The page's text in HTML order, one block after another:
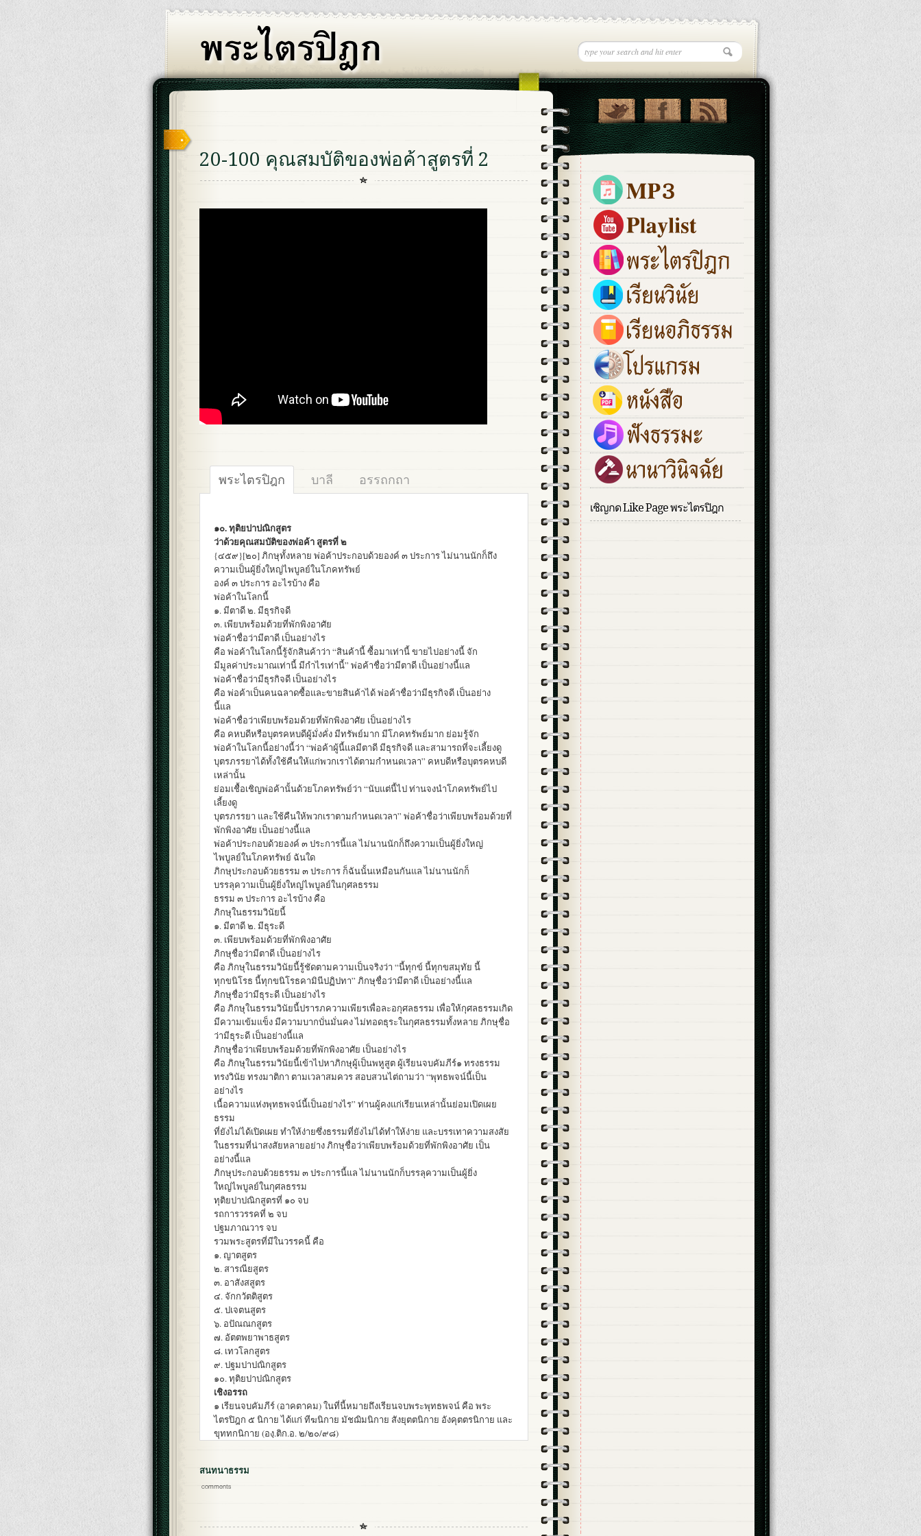
20-100 คุณสมบัติของพ่อค้าสูตรที่ 2
พระไตรปิฎก บาลี อรรถกถา
๑๐. ทุติยปาปณิกสูตร
ว่าด้วยคุณสมบัติของพ่อค้า สูตรที่ ๒
{๔๕๙}[๒๐] ภิกษุทั้งหลาย พ่อค้าประกอบด้วยองค์ ๓ ประการ ไม่นานนักก็ถึง
ความเป็นผู้ยิ่งใหญ่ไพบูลย์ในโภคทรัพย์
องค์ ๓ ประการ อะไรบ้าง คือ
พ่อค้าในโลกนี้
๑. มีตาดี ๒. มีธุรกิจดี
๓. เพียบพร้อมด้วยที่พักพิงอาศัย
พ่อค้าชื่อว่ามีตาดี เป็นอย่างไร
คือ พ่อค้าในโลกนี้รู้จักสินค้าว่า “สินค้านี้ ซื้อมาเท่านี้ ขายไปอย่างนี้ จัก
มีมูลค่าประมาณเท่านี้ มีกำไรเท่านี้” พ่อค้าชื่อว่ามีตาดี เป็นอย่างนี้แล
พ่อค้าชื่อว่ามีธุรกิจดี เป็นอย่างไร
คือ พ่อค้าเป็นคนฉลาดซื้อและขายสินค้าได้ พ่อค้าชื่อว่ามีธุรกิจดี เป็นอย่าง
นี้แล
พ่อค้าชื่อว่าเพียบพร้อมด้วยที่พักพิงอาศัย เป็นอย่างไร
คือ คหบดีหรือบุตรคหบดีผู้มั่งคั่ง มีทรัพย์มาก มีโภคทรัพย์มาก ย่อมรู้จัก
พ่อค้าในโลกนี้อย่างนี้ว่า “พ่อค้าผู้นี้แลมีตาดี มีธุรกิจดี และสามารถที่จะเลี้ยงดู
บุตรภรรยาได้ทั้งใช้คืนให้แก่พวกเราได้ตามกำหนดเวลา” คหบดีหรือบุตรคหบดี
เหล่านั้น
ย่อมเชื้อเชิญพ่อค้านั้นด้วยโภคทรัพย์ว่า “นับแต่นี้ไป ท่านจงนำโภคทรัพย์ไป
เลี้ยงดู
บุตรภรรยา และใช้คืนให้พวกเราตามกำหนดเวลา” พ่อค้าชื่อว่าเพียบพร้อมด้วยที่
พักพิงอาศัย เป็นอย่างนี้แล
พ่อค้าประกอบด้วยองค์ ๓ ประการนี้แล ไม่นานนักก็ถึงความเป็นผู้ยิ่งใหญ่
ไพบูลย์ในโภคทรัพย์ ฉันใด
ภิกษุประกอบด้วยธรรม ๓ ประการ ก็ฉันนั้นเหมือนกันแล ไม่นานนักก็
บรรลุความเป็นผู้ยิ่งใหญ่ไพบูลย์ในกุศลธรรม
ธรรม ๓ ประการ อะไรบ้าง คือ
ภิกษุในธรรมวินัยนี้
๑. มีตาดี ๒. มีธุระดี
๓. เพียบพร้อมด้วยที่พักพิงอาศัย
ภิกษุชื่อว่ามีตาดี เป็นอย่างไร
คือ ภิกษุในธรรมวินัยนี้รู้ชัดตามความเป็นจริงว่า “นี้ทุกข์ นี้ทุกขสมุทัย นี้
ทุกขนิโรธ นี้ทุกขนิโรธคามินีปฏิปทา” ภิกษุชื่อว่ามีตาดี เป็นอย่างนี้แล
ภิกษุชื่อว่ามีธุระดี เป็นอย่างไร
คือ ภิกษุในธรรมวินัยนี้ปรารภความเพียรเพื่อละอกุศลธรรม เพื่อให้กุศลธรรมเกิด
มีความเข้มแข็ง มีความบากบั่นมั่นคง ไม่ทอดธุระในกุศลธรรมทั้งหลาย ภิกษุชื่อ
ว่ามีธุระดี เป็นอย่างนี้แล
ภิกษุชื่อว่าเพียบพร้อมด้วยที่พักพิงอาศัย เป็นอย่างไร
คือ ภิกษุในธรรมวินัยนี้เข้าไปหาภิกษุผู้เป็นพหูสูต ผู้เรียนจบคัมภีร์๑ ทรงธรรม
ทรงวินัย ทรงมาติกา ตามเวลาสมควร สอบสวนไต่ถามว่า “พุทธพจน์นี้เป็น
อย่างไร
เนื้อความแห่งพุทธพจน์นี้เป็นอย่างไร” ท่านผู้คงแก่เรียนเหล่านั้นย่อมเปิดเผย
ธรรม
ที่ยังไม่ได้เปิดเผย ทำให้ง่ายซึ่งธรรมที่ยังไม่ได้ทำให้ง่าย และบรรเทาความสงสัย
ในธรรมที่น่าสงสัยหลายอย่าง ภิกษุชื่อว่าเพียบพร้อมด้วยที่พักพิงอาศัย เป็น
อย่างนี้แล
ภิกษุประกอบด้วยธรรม ๓ ประการนี้แล ไม่นานนักก็บรรลุความเป็นผู้ยิ่ง
ใหญ่ไพบูลย์ในกุศลธรรม
ทุติยปาปณิกสูตรที่ ๑๐ จบ
รถการวรรคที่ ๒ จบ
ปฐมภาณวาร จบ
รวมพระสูตรที่มีในวรรคนี้ คือ
๑. ญาตสูตร
๒. สารณียสูตร
๓. อาสังสสูตร
๔. จักกวัตติสูตร
๕. ปเจตนสูตร
๖. อปัณณกสูตร
๗. อัตตพยาพาธสูตร
๘. เทวโลกสูตร
๙. ปฐมปาปณิกสูตร
๑๐. ทุติยปาปณิกสูตร
เชิงอรรถ
๑ เรียนจบคัมภีร์ (อาคตาคม) ในที่นี้หมายถึงเรียนจบพระพุทธพจน์ คือ พระ
ไตรปิฎก ๕ นิกาย ได้แก่ ทีฆนิกาย มัชฌิมนิกาย สังยุตตนิกาย อังคุตตรนิกาย และ
ขุททกนิกาย (องฺ.ติก.อ. ๒/๒๐/๙๘)
สนทนาธรรม
comments
เชิญกด Like Page พระไตรปิฎก